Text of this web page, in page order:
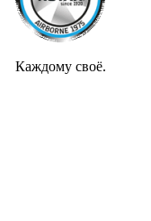
Каждому своё.